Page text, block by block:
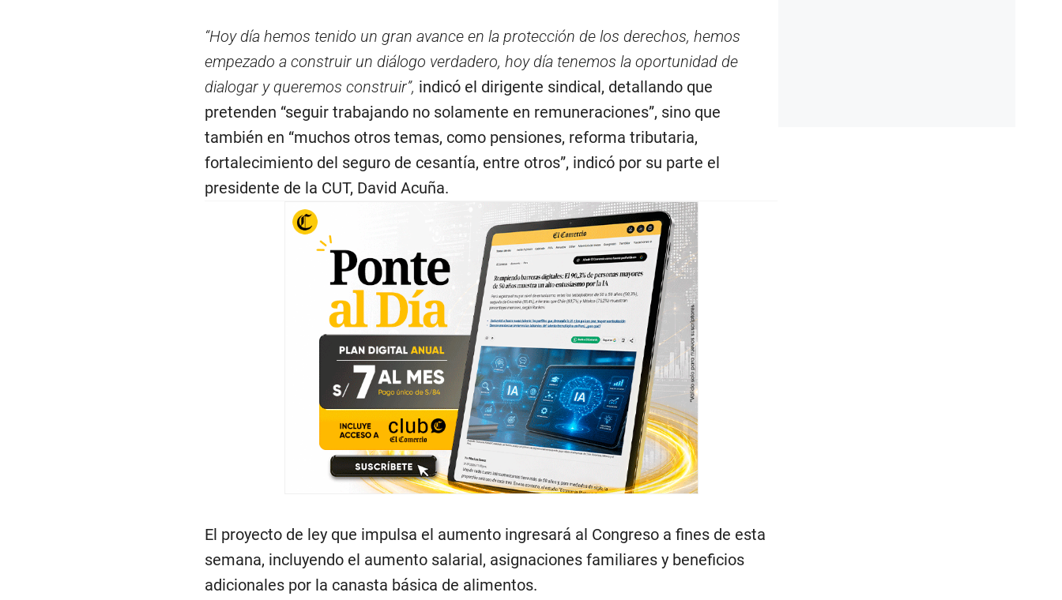
“Hoy día hemos tenido un gran avance en la protección de los derechos, hemos
empezado a construir un diálogo verdadero, hoy día tenemos la oportunidad de
dialogar y queremos construir”, indicó el dirigente sindical, detallando que
pretenden “seguir trabajando no solamente en remuneraciones”, sino que
también en “muchos otros temas, como pensiones, reforma tributaria,
fortalecimiento del seguro de cesantía, entre otros”, indicó por su parte el
presidente de la CUT, David Acuña.
El proyecto de ley que impulsa el aumento ingresará al Congreso a fines de esta
semana, incluyendo el aumento salarial, asignaciones familiares y beneficios
adicionales por la canasta básica de alimentos.